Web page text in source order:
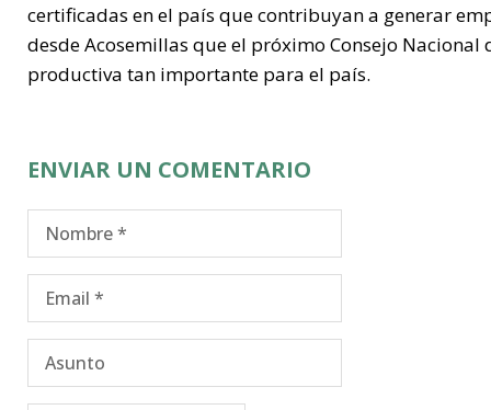
certificadas en el país que contribuyan a generar
desde Acosemillas que el próximo Consejo
productiva tan importante para el país.
ENVIAR UN COMENTARIO